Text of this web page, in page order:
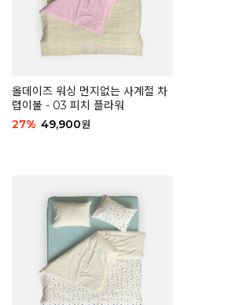
올데이즈 워싱 먼지없는 사계절 차
렵이불 - 03 피치 플라워
27% 49,900원